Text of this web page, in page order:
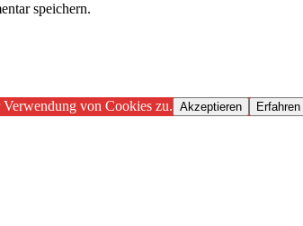
speichern.
von Cookies zu. Akzeptieren